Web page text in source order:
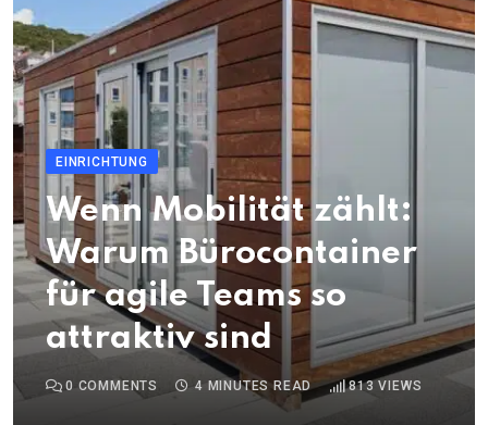
EINRICHTUNG
Wenn Mobilität zählt:
Warum Bürocontainer
für agile Teams so
attraktiv sind
0 COMMENTS 4 MINUTES READ 813 VIEWS